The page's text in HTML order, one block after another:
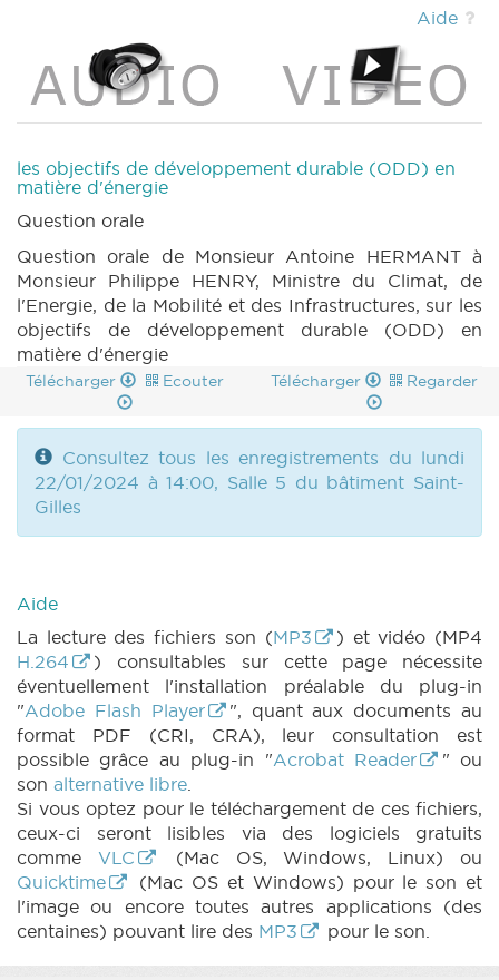
Aide
les objectifs de développement durable (ODD) en
matière d'énergie
Question orale
Question orale de Monsieur Antoine HERMANT à
Monsieur Philippe HENRY, Ministre du Climat, de
l'Energie, de la Mobilité et des Infrastructures, sur les
objectifs de développement durable (ODD) en
matière d'énergie
Télécharger Ecouter Télécharger Regarder
Consultez tous les enregistrements du lundi
22/01/2024 à 14:00, Salle 5 du bâtiment Saint-
Gilles
Aide
La lecture des fichiers son (MP3
) et vidéo (MP4
H.264
) consultables sur cette page nécessite
éventuellement l'installation préalable du plug-in
"Adobe Flash Player
", quant aux documents au
format PDF (CRI, CRA), leur consultation est
possible grâce au plug-in "Acrobat Reader
" ou
son alternative libre.
Si vous optez pour le téléchargement de ces fichiers,
ceux-ci seront lisibles via des logiciels gratuits
comme VLC
(Mac OS, Windows, Linux) ou
Quicktime
(Mac OS et Windows) pour le son et
l'image ou encore toutes autres applications (des
centaines) pouvant lire des MP3 pour le son.